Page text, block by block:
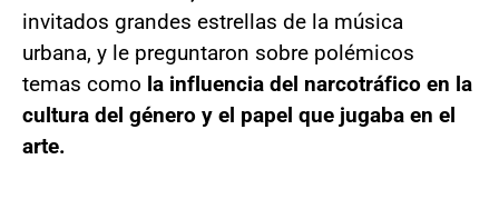
invitados grandes estrellas de la música
urbana, y le preguntaron sobre polémicos
temas como la influencia del narcotráfico en la
cultura del género y el papel que jugaba en el
arte.